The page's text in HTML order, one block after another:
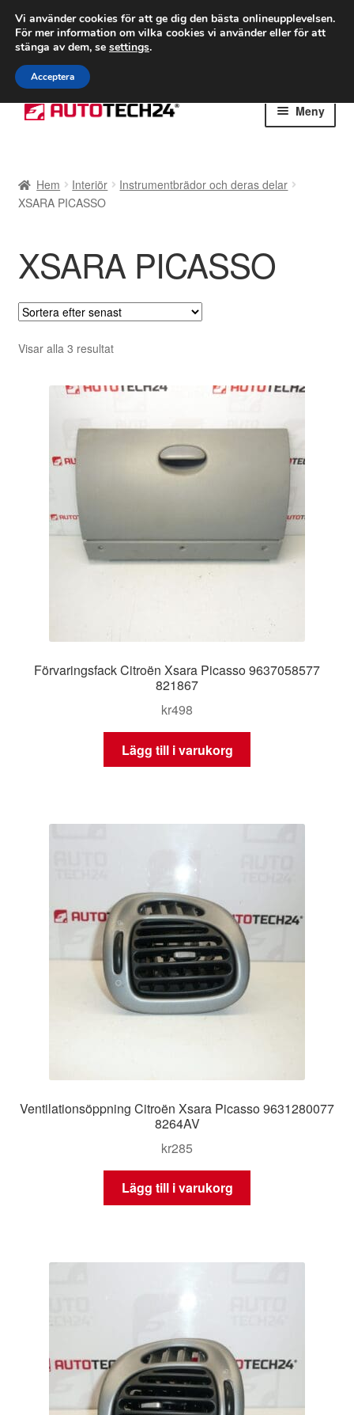
FRAKT från 75 kr
Världsomspännande frakt
Ring 766 924 713
Hoppa
till
Hoppa
till
Meny
Betalningar
Klagomål
Kolla upp
Transport
Hem Interiör
Instrumentbrädor och deras delar
XSARA PICASSO
XSARA PICASSO
Visar alla 3 resultatSortera
senaste
Förvaringsfack Citroën Xsara Picasso 9637058577
821867
kr498
Lägg till i varukorg
Ventilationsöppning Citroën Xsara Picasso 9631280077
8264AV
kr285
Lägg till i varukorg
Vi använder cookies för att ge dig den bästa onlineupplevelsen.
För mer information om vilka cookies vi använder eller för att
stänga av dem, se settings.
Acceptera